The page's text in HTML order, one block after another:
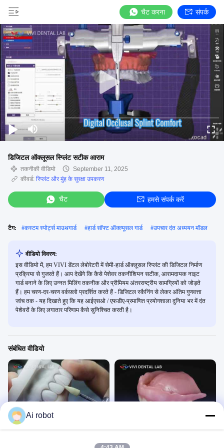
चैट करना संपर्क
डिजिटल ऑक्लूसल स्प्लिंट सटीक आराम
तकनीकी वीडियो
September 11, 2025
कीवर्ड: स्प्लिंट और मुंह के सुरक्षा उपकरण
चैट हमसे संपर्क करें
टैग: #कस्टम स्पोर्ट्स माउथगार्ड #हार्ड सॉफ्ट ऑक्ल्यूसल गार्ड #उपचार दंत अध्ययन मॉडल
वीडियो विवरण:
इस वीडियो में, हम VIVI डेंटल लेबोरेटरी में सेमी-हार्ड ऑक्लूसल स्प्लिंट की डिजिटल निर्माण
प्रक्रिया से गुजरते हैं। आप देखेंगे कि कैसे पेशेवर तकनीशियन सटीक, आरामदायक नाइट
गार्ड बनाने के लिए उन्नत मिलिंग तकनीक और प्रीमियम अंतरराष्ट्रीय सामग्रियों को जोड़ते
हैं। हम चरण-दर-चरण वर्कफ़्लो प्रदर्शित करते हैं - डिजिटल स्कैनिंग से लेकर अंतिम गुणवत्ता
जांच तक - यह दिखाते हुए कि यह आईएसओ / एफडीए-प्रमाणित प्रयोगशाला दुनिया भर में दंत
पेशेवरों के लिए लगातार परिणाम कैसे सुनिश्चित करती है।
संबंधित वीडियो
इमैक्स वेनीर्स
April 01, 2026
Ai robot